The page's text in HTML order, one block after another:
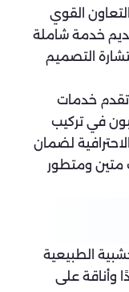
القوي
خدمة شاملة
التصميم
تقدم خدمات
في تركيب
لضمان
ومتطور
الطبيعية
وأناقة على